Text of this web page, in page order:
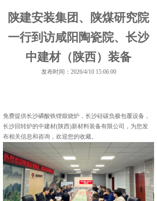
陕建安装集团、陕煤研究院
一行到访咸阳陶瓷院、长沙
中建材（陕西）装备
发布时间：2026/4/10 15:06:00
免费提供长沙磷酸铁锂煅烧炉 ，长沙硅碳负极包覆设备，
长沙回转炉的中建材(陕西)新材料装备有限公司，为您发
布相关信息和咨询，欢迎您的收藏。